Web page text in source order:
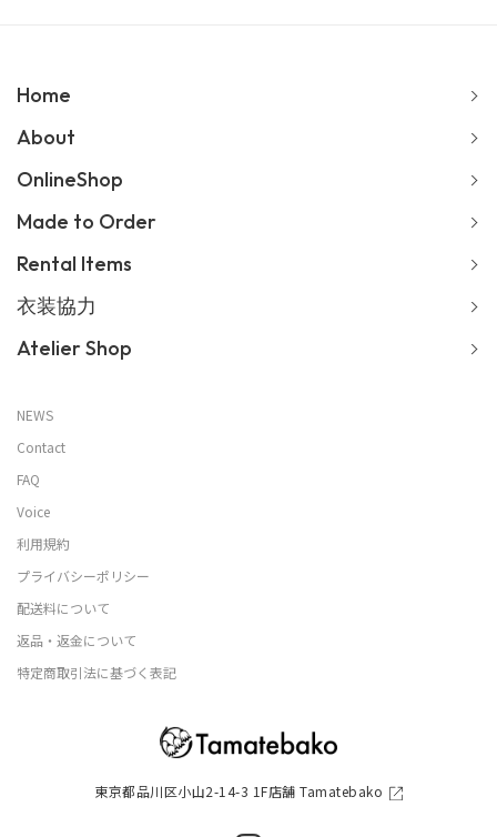
東京都品川区小山2-14-3 1F店舗 Tamatebako
Home
About
OnlineShop
Made to Order
Rental Items
衣装協力
Atelier Shop
NEWS
Contact
FAQ
Voice
利用規約
プライバシーポリシー
配送料について
返品・返金について
特定商取引法に基づく表記